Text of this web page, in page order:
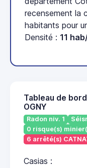
recensement la
habitants pour
Densité : 11
Tableau de
OGNY
Radon niv. 1
0 risque(s)
6 arrêté(s)
Casias :